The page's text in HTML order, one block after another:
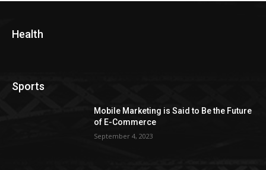
Health
Sports
Mobile Marketing is Said to Be the Future
of E-Commerce
September 4, 2023